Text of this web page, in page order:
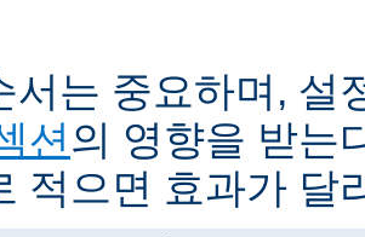
서는 중요하며, 설
션의 영향을 받는
적으면 효과가 달